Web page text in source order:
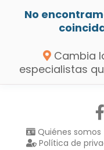
No
Cambia
especialistas
Quiénes somos
Política de